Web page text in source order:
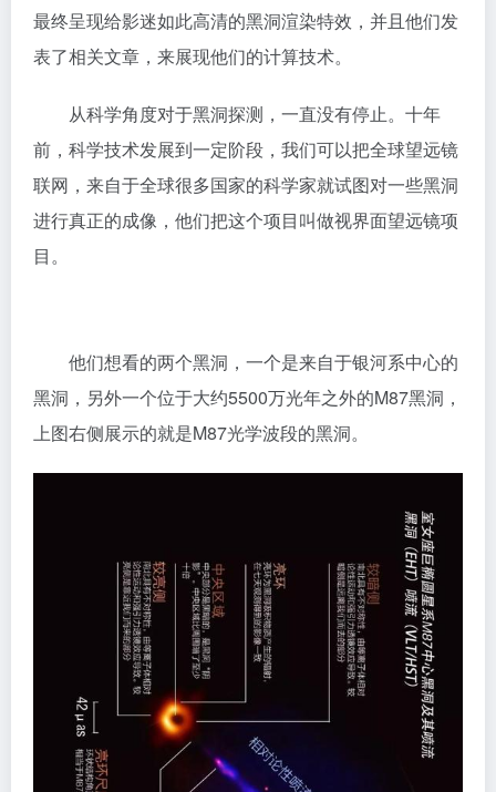
最终呈现给影迷如此高清的黑洞渲染特效，并且他们发
表了相关文章，来展现他们的计算技术。
从科学角度对于黑洞探测，一直没有停止。十年
前，科学技术发展到一定阶段，我们可以把全球望远镜
联网，来自于全球很多国家的科学家就试图对一些黑洞
进行真正的成像，他们把这个项目叫做视界面望远镜项
目。
他们想看的两个黑洞，一个是来自于银河系中心的
黑洞，另外一个位于大约5500万光年之外的M87黑洞，
上图右侧展示的就是M87光学波段的黑洞。